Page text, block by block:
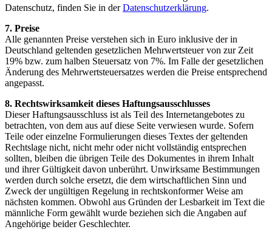
Datenschutz, finden Sie in derDatenschutzerklärung.
7. Preise
Alle genannten Preise verstehen sich in Euro inklusive der in
Deutschland geltenden gesetzlichen Mehrwertsteuer von zur Zeit
19% bzw. zum halben Steuersatz von 7%. Im Falle der gesetzlichen
Änderung des Mehrwertsteuersatzes werden die Preise entsprechend
angepasst.
8. Rechtswirksamkeit dieses Haftungsausschlusses
Dieser Haftungsausschluss ist als Teil des Internetangebotes zu
betrachten, von dem aus auf diese Seite verwiesen wurde. Sofern
Teile oder einzelne Formulierungen dieses Textes der geltenden
Rechtslage nicht, nicht mehr oder nicht vollständig entsprechen
sollten, bleiben die übrigen Teile des Dokumentes in ihrem Inhalt
und ihrer Gültigkeit davon unberührt. Unwirksame Bestimmungen
werden durch solche ersetzt, die dem wirtschaftlichen Sinn und
Zweck der ungültigen Regelung in rechtskonformer Weise am
nächsten kommen. Obwohl aus Gründen der Lesbarkeit im Text die
männliche Form gewählt wurde beziehen sich die Angaben auf
Angehörige beider Geschlechter.